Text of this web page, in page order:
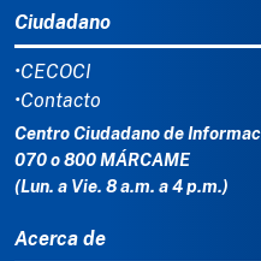
Ciudadano
•CECOCI
•Contacto
Centro Ciudadano de
070 o 800 MÁRCAME
(Lun. a Vie. 8 a.m. a 4 p.m.)
Acerca de